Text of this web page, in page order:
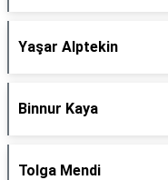
Yaşar Alptekin
Binnur Kaya
Tolga Mendi